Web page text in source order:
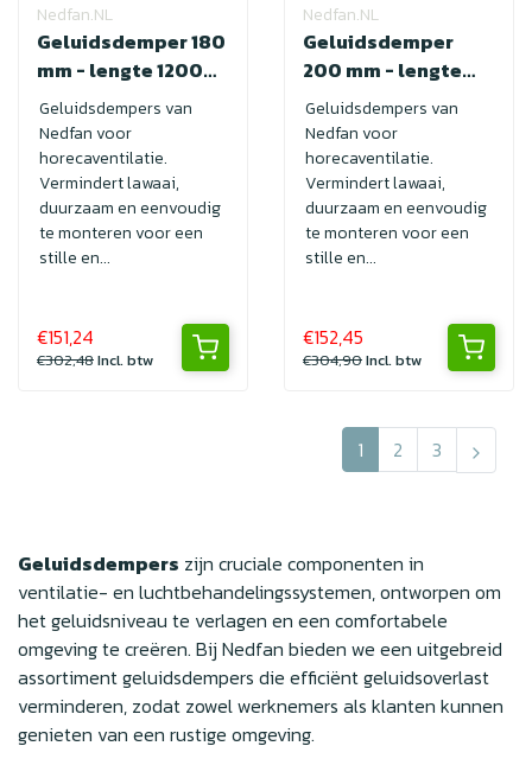
Nedfan.NL
Geluidsdemper 180
mm - lengte 1200
met SAFE
Geluidsdempers van
Nedfan voor
horecaventilatie.
Vermindert lawaai,
duurzaam en eenvoudig
te monteren voor een
stille en...
€151,24
€302,48Incl. btw
Nedfan.NL
Geluidsdemper
200 mm - lengte
1200 met SAFE
Geluidsdempers van
Nedfan voor
horecaventilatie.
Vermindert lawaai,
duurzaam en eenvoudig
te monteren voor een
stille en...
€152,45
€304,90Incl. btw
1 2 3
Geluidsdempers zijn cruciale componenten in
ventilatie- en luchtbehandelingssystemen, ontworpen om
het geluidsniveau te verlagen en een comfortabele
omgeving te creëren. Bij Nedfan bieden we een uitgebreid
assortiment geluidsdempers die efficiënt geluidsoverlast
verminderen, zodat zowel werknemers als klanten kunnen
genieten van een rustige omgeving.